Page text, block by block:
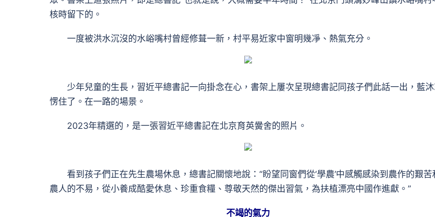
核時留下的。
一度被洪水沉沒的水峪嘴村曾經修葺一新，村平易近家中窗明幾凈、熱氣充分。
少年兒童的生長，習近平總書記一向掛念在心，書架上屢次呈現總書記同孩子們此話一出，藍
愣住了。在一路的場景。
2023年精選的，是一張習近平總書記在北京育英黌舍的照片。
看到孩子們正在先生農場休息，總書記關懷地說：“盼望同窗們從‘學農’中感觸感染到農作的艱苦
農人的不易，從小養成酷愛休息、珍重食糧、尊敬天然的傑出習氣，為扶植漂亮中國作進獻。”
不竭的氣力